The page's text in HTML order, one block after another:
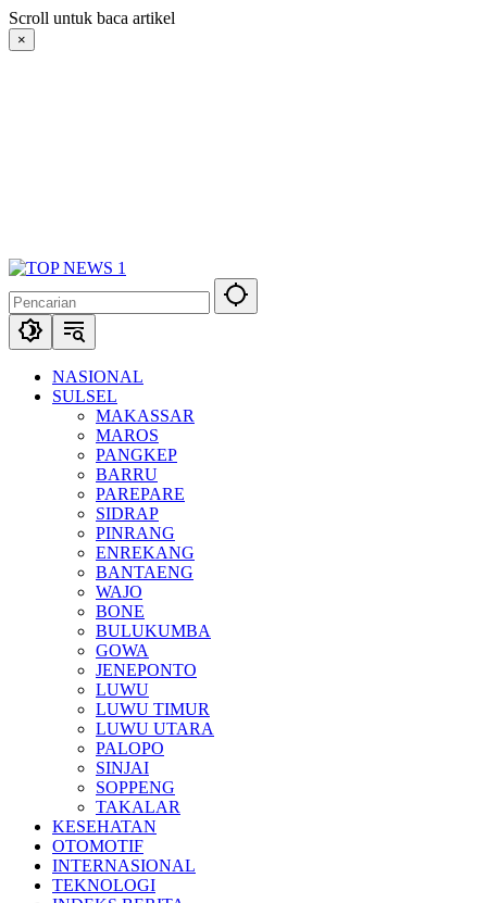
Langsung
ke
konten
Scroll untuk baca artikel
×
NASIONAL
SULSEL
MAKASSAR
MAROS
PANGKEP
BARRU
PAREPARE
SIDRAP
PINRANG
ENREKANG
BANTAENG
WAJO
BONE
BULUKUMBA
GOWA
JENEPONTO
LUWU
LUWU TIMUR
LUWU UTARA
PALOPO
SINJAI
SOPPENG
TAKALAR
KESEHATAN
OTOMOTIF
INTERNASIONAL
TEKNOLOGI